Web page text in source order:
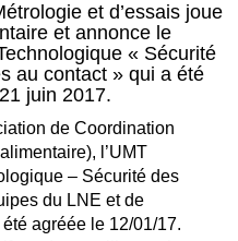
et d’essais joue
et annonce le
« Sécurité
au contact » qui a été
juin 2017.
de Coordination
l’UMT
– Sécurité des
du LNE et de
agréée le 12/01/17.